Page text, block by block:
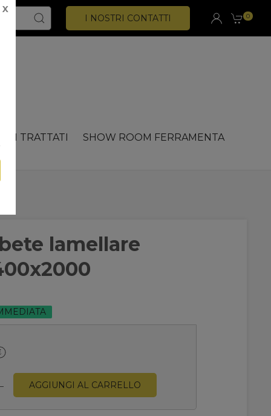
X
I NOSTRI CONTATTI
0
TRATTATI SHOW ROOM FERRAMENTA
lamellare
AGGIUNGI AL CARRELLO